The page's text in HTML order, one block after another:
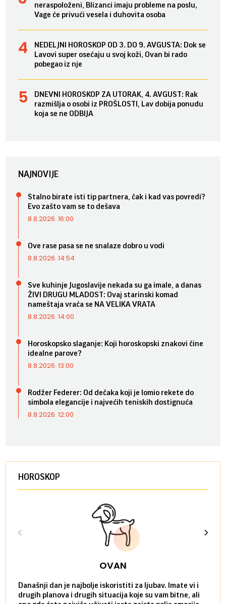
neraspoloženi, Blizanci imaju probleme na poslu,
Vage će privući vesela i duhovita osoba
NEDELJNI HOROSKOP OD 3. DO 9. AVGUSTA: Dok se
Lavovi super osećaju u svoj koži, Ovan bi rado
pobegao iz nje
DNEVNI HOROSKOP ZA UTORAK, 4. AVGUST: Rak
razmišlja o osobi iz PROŠLOSTI, Lav dobija ponudu
koja se ne ODBIJA
NAJNOVIJE
Stalno birate isti tip partnera, čak i kad vas povredi?
Evo zašto vam se to dešava
8.8.2026. 16:00
Ove rase pasa se ne snalaze dobro u vodi
8.8.2026. 14:54
Sve kuhinje Jugoslavije nekada su ga imale, a danas
ŽIVI DRUGU MLADOST: Ovaj starinski komad
nameštaja vraća se NA VELIKA VRATA
8.8.2026. 14:00
Horoskopsko slaganje: Koji horoskopski znakovi čine
idealne parove?
8.8.2026. 13:00
Rodžer Federer: Od dečaka koji je lomio rekete do
simbola elegancije i najvećih teniskih dostignuća
8.8.2026. 12:00
HOROSKOP
OVAN
Današnji dan je najbolje iskoristiti za ljubav. Imate vi i
drugih planova i drugih situacija koje su vam bitne, ali